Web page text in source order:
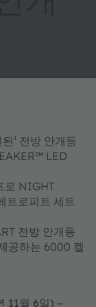
¹ 전방 안개등
LED
로 NIGHT
트로피트 세트
전방 안개등
공하는 6000 켈
11월 6일) –